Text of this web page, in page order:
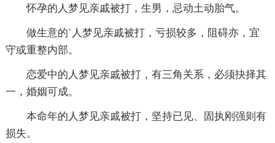
怀孕的人梦见亲戚被打，生男，忌动土动胎气。
做生意的`人梦见亲戚被打，亏损较多，阻碍亦，宜
守或重整内部。
恋爱中的人梦见亲戚被打，有三角关系，必须抉择其
一，婚姻可成。
本命年的人梦见亲戚被打，坚持已见、固执刚强则有
损失。